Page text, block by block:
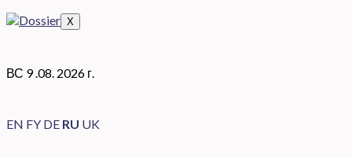
X
ВС 9 .08. 2026 г.
EN FY DE RU UK